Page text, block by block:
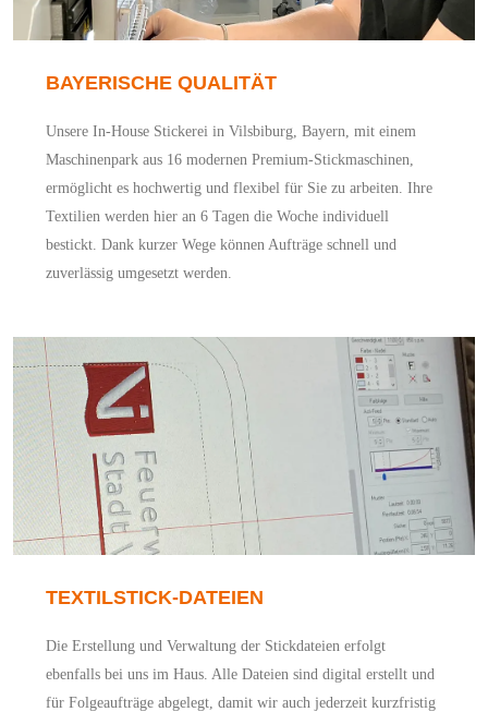
BAYERISCHE QUALITÄT
Unsere In-House Stickerei in Vilsbiburg, Bayern, mit einem
Maschinenpark aus 16 modernen Premium-Stickmaschinen,
ermöglicht es hochwertig und flexibel für Sie zu arbeiten. Ihre
Textilien werden hier an 6 Tagen die Woche individuell
bestickt. Dank kurzer Wege können Aufträge schnell und
zuverlässig umgesetzt werden.
TEXTILSTICK-DATEIEN
Die Erstellung und Verwaltung der Stickdateien erfolgt
ebenfalls bei uns im Haus. Alle Dateien sind digital erstellt und
für Folgeaufträge abgelegt, damit wir auch jederzeit kurzfristig